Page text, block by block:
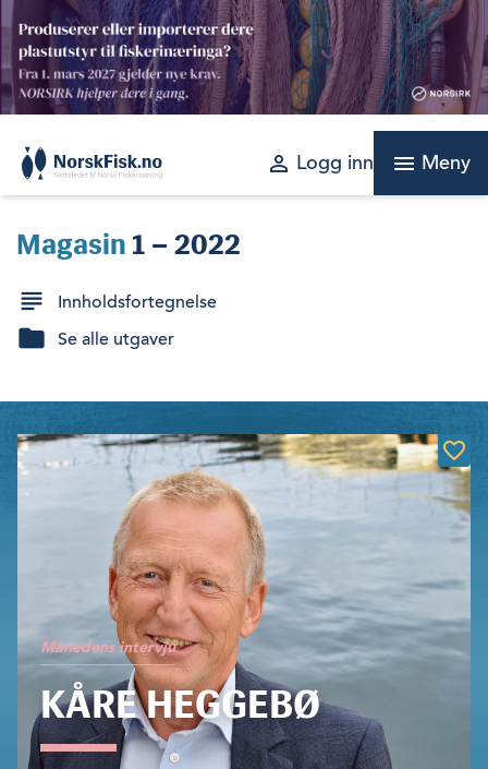
Skip
content
perm_identity Logg inn menu Meny
Magasin 1 – 2022
Innholdsfortegnelse
Se alle utgaver
Månedens intervju
KÅRE HEGGEBØ